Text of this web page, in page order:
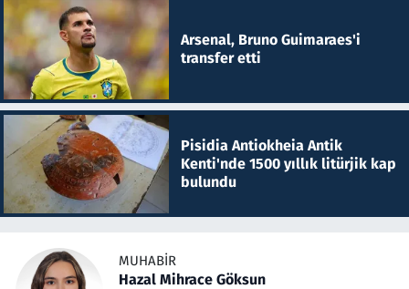
Arsenal, Bruno Guimaraes'i
transfer etti
Pisidia Antiokheia Antik
Kenti'nde 1500 yıllık litürjik kap
bulundu
MUHABIR
Hazal Mihrace Göksun